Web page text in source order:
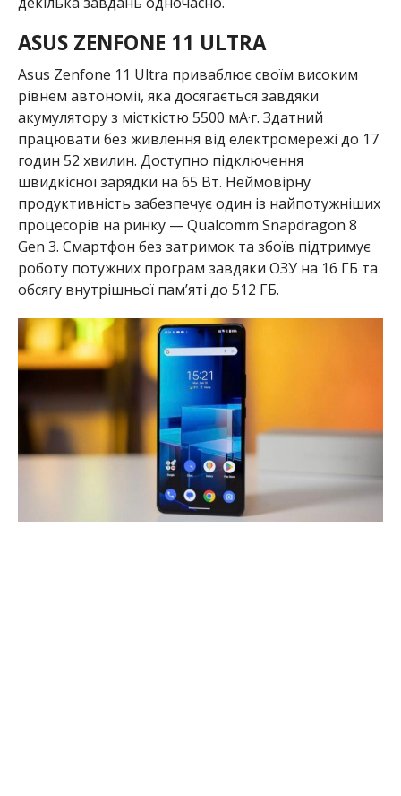
Asus Zenfone 11 Ultra приваблює своїм високим
рівнем автономії, яка досягається завдяки
акумулятору з місткістю 5500 мА·г. Здатний
працювати без живлення від електромережі до 17
годин 52 хвилин. Доступно підключення
швидкісної зарядки на 65 Вт. Неймовірну
продуктивність забезпечує один із найпотужніших
процесорів на ринку — Qualcomm Snapdragon 8
Gen 3. Смартфон без затримок та збоїв підтримує
роботу потужних програм завдяки ОЗУ на 16 ГБ та
обсягу внутрішньої пам’яті до 512 ГБ.